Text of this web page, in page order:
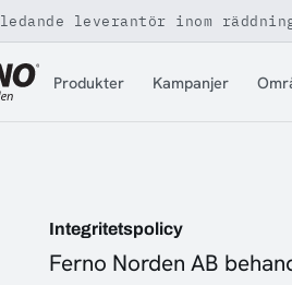
to content
leverantör inom
Produkter Kampanjer
Integritetspolicy
Ferno Norden AB